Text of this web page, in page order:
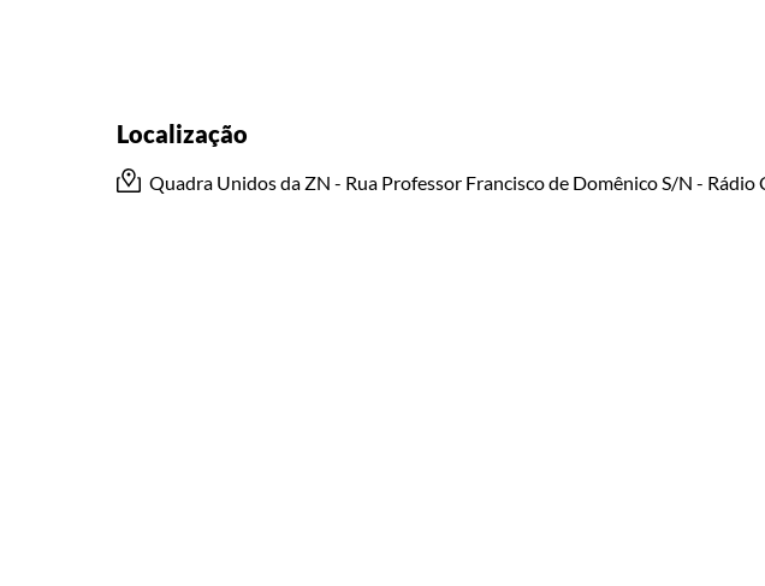
Localização
Quadra Unidos da ZN - Rua Professor Francisco de Domênico S/N - Rádio